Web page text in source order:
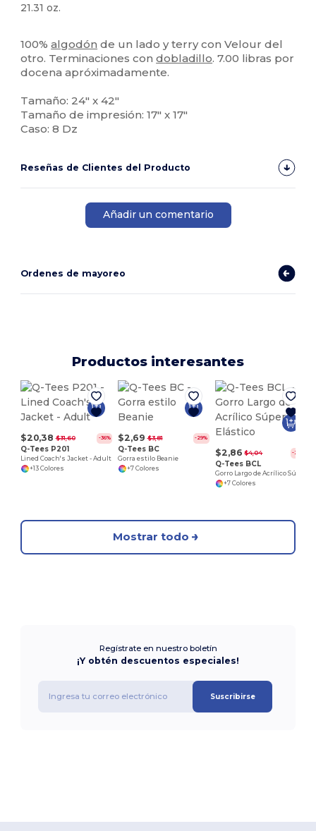
21.31 oz.
100%algodón de un lado y terry con Velour del
otro. Terminaciones condobladillo. 7.00 libras por
docena apróximadamente.
Tamaño: 24" x 42"
Tamaño de impresión: 17" x 17"
Caso: 8 Dz
Reseñas de Clientes del Producto
Añadir un comentario
Ordenes de mayoreo
Productos interesantes
$20,38 $31,60 -36%
Q-Tees P201
Lined Coach's Jacket - Adult
+13 Colores
$2,69 $3,81 -29%
Q-Tees BC
Gorra estilo Beanie
+7 Colores
$2,86 $4,04 -29%
Q-Tees BCL
+7 Colores
Mostrar todo
Regístrate en nuestro boletín
¡Y obtén descuentos especiales!
Suscribirse